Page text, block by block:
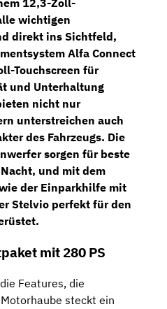
12,3-Zoll-
wichtigen
direkt ins Sichtfeld,
Alfa Connect
Touchscreen für
und Unterhaltung
nicht nur
unterstreichen auch
des Fahrzeugs. Die
sorgen für beste
und mit dem
der Einparkhilfe mit
Stelvio perfekt für den
mit 280 PS
Features, die
steckt ein